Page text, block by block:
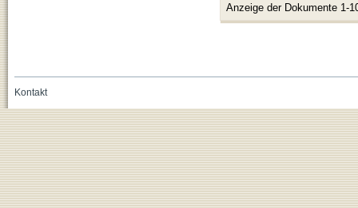
Anzeige der Dokumente 1-
Kontakt